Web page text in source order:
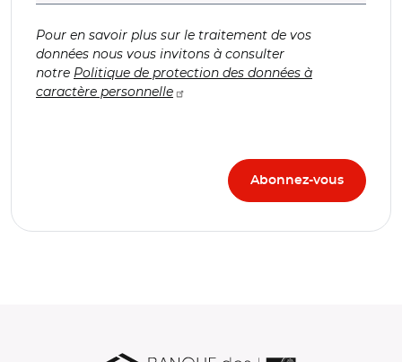
Pour en savoir plus sur le traitement de vos
données nous vous invitons à consulter
notre Politique de protection des données à
caractère personnelle